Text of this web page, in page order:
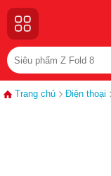
Trang chủ Điện thoại